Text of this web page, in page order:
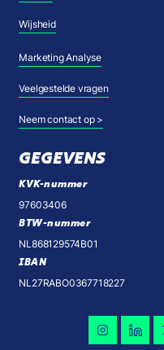
Wijsheid
Marketing Analyse
Veelgestelde vragen
Neem contact op >
GEGEVENS
KVK-nummer
97603406
BTW-nummer
NL868129574B01
IBAN
NL27RABO0367718227